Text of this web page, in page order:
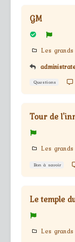
GM
Les grands
Questions
Tour de
Les grands
Bon à savoir
Le temple
Les grands